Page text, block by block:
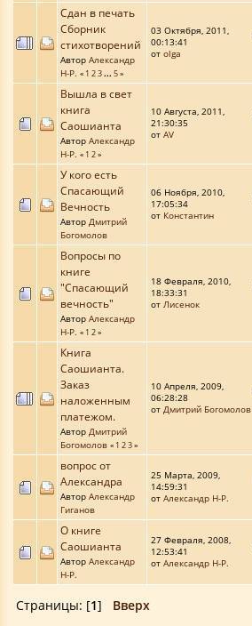
Сдан в печать
Сборник
стихотворений
Автор Александр
Н-Р. « 1 23... 5»
03 Октября, 2011,
00:13:41
от olga
Вышла в свет
книга
Саошианта
Автор Александр
Н-Р. « 1 2»
10 Августа, 2011,
21:30:35
от AV
У кого есть
Спасающий
Вечность
Автор Дмитрий
Богомолов
06 Ноября, 2010,
17:05:34
от Константин
Вопросы по
книге
"Спасающий
вечность"
Автор Александр
Н-Р. « 1 2»
18 Февраля, 2010,
18:33:31
от Лисенок
Книга
Саошианта.
Заказ
наложенным
платежом.
Автор Дмитрий
Богомолов « 1 23»
10 Апреля, 2009,
06:28:28
от Дмитрий Богомолов
вопрос от
Александра
Автор Александр
Гиганов
25 Марта, 2009,
14:59:31
от Александр Н-Р.
О книге
Саошианта
Автор Александр
Н-Р.
27 Февраля, 2008,
12:53:41
от Александр Н-Р.
Страницы: [1] Вверх